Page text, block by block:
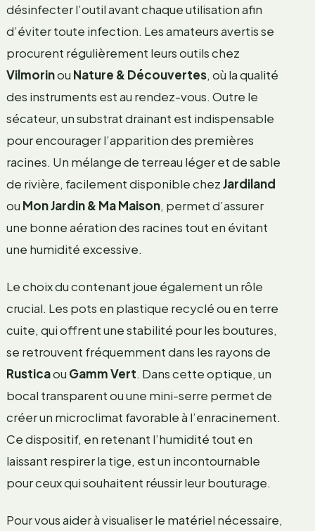
désinfecter l’outil avant chaque utilisation afin
d’éviter toute infection. Les amateurs avertis se
procurent régulièrement leurs outils chez
Vilmorinou Nature & Découvertes, où la qualité
des instruments est au rendez-vous. Outre le
sécateur, un substrat drainant est indispensable
pour encourager l’apparition des premières
racines. Un mélange de terreau léger et de sable
de rivière, facilement disponible chezJardiland
ou Mon Jardin & Ma Maison, permet d’assurer
une bonne aération des racines tout en évitant
une humidité excessive.
Le choix du contenant joue également un rôle
crucial. Les pots en plastique recyclé ou en terre
cuite, qui offrent une stabilité pour les boutures,
se retrouvent fréquemment dans les rayons de
Rusticaou Gamm Vert. Dans cette optique, un
bocal transparent ou une mini-serre permet de
créer un microclimat favorable à l’enracinement.
Ce dispositif, en retenant l’humidité tout en
laissant respirer la tige, est un incontournable
pour ceux qui souhaitent réussir leur bouturage.
Pour vous aider à visualiser le matériel nécessaire,